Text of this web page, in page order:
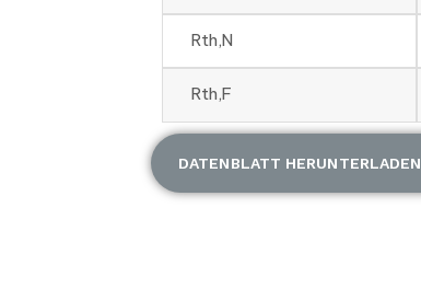
Rth,N
Rth,F
DATENBLATT HERUNTERLADEN